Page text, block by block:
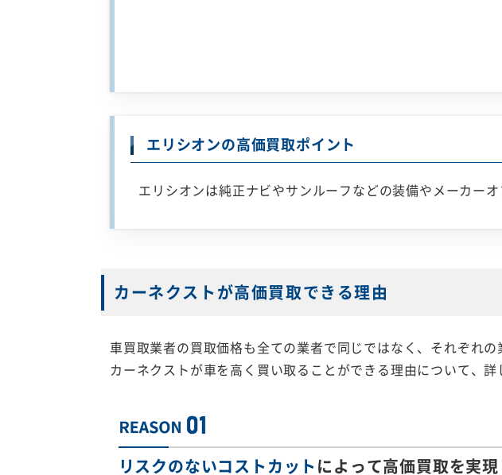
エリシオンの高価買取ポイント
エリシオンは純正ナビやサンルーフなどの装備やメーカー
カーネクストが高価買取できる理由
車買取業者の買取価格も全ての業者で同じではなく、それぞれ
カーネクストが車を高く買い取ることができる理由について、詳
リスクのないコストカットによって高価買取を実現